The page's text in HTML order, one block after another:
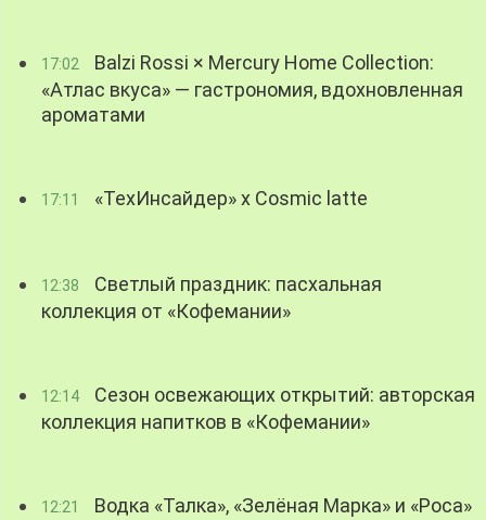
17:02
Balzi Rossi × Mercury Home Collection:
«Атлас вкуса» — гастрономия, вдохновленная
ароматами
17:11 «ТехИнсайдер» х Cosmic latte
12:38
Светлый праздник: пасхальная
коллекция от «Кофемании»
12:14
Сезон освежающих открытий: авторская
коллекция напитков в «Кофемании»
12:21
Водка «Талка», «Зелёная Марка» и «Роса»